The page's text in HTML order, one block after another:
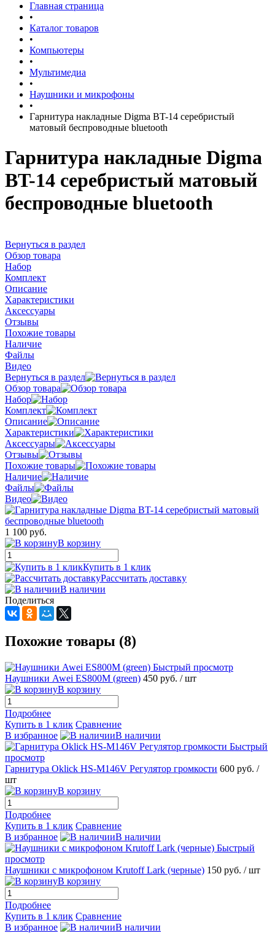
Главная страница
•
Каталог товаров
•
Компьютеры
•
Мультимедиа
•
Наушники и микрофоны
•
Гарнитура накладные Digma BT-14 серебристый
матовый беспроводные bluetooth
Гарнитура накладные Digma
BT-14 серебристый матовый
беспроводные bluetooth
Вернуться в раздел
Обзор товара
Набор
Комплект
Описание
Характеристики
Аксессуары
Отзывы
Похожие товары
Наличие
Файлы
Видео
Вернуться в раздел
Обзор товара
Набор
Комплект
Описание
Характеристики
Аксессуары
Отзывы
Похожие товары
Наличие
Файлы
Видео
1 100 руб.
В корзину
Купить в 1 клик
Рассчитать доставку
В наличии
Поделиться
Похожие товары (8)
Быстрый просмотр
Наушники Awei ES800M (green) 450 руб. / шт
В корзину
Подробнее
Купить в 1 клик Сравнение
В избранное
В наличии
Быстрый
просмотр
Гарнитура Oklick HS-M146V Регулятор громкости 600 руб. /
шт
В корзину
Подробнее
Купить в 1 клик Сравнение
В избранное
В наличии
Быстрый
просмотр
Наушники с микрофоном Krutoff Lark (черные) 150 руб. / шт
В корзину
Подробнее
Купить в 1 клик Сравнение
В избранное
В наличии